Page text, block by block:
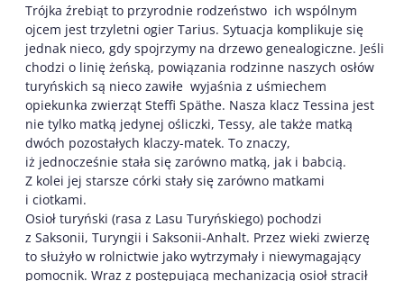
Trójka źrebiąt to przyrodnie rodzeństwo  ich wspólnym
ojcem jest trzyletni ogier Tarius. Sytuacja komplikuje się
jednak nieco, gdy spojrzymy na drzewo genealogiczne. Jeśli
chodzi o linię żeńską, powiązania rodzinne naszych osłów
turyńskich są nieco zawiłe  wyjaśnia z uśmiechem
opiekunka zwierząt Steffi Späthe. Nasza klacz Tessina jest
nie tylko matką jedynej ośliczki, Tessy, ale także matką
dwóch pozostałych klaczy-matek. To znaczy,
iż jednocześnie stała się zarówno matką, jak i babcią.
Z kolei jej starsze córki stały się zarówno matkami
i ciotkami.
Osioł turyński (rasa z Lasu Turyńskiego) pochodzi
z Saksonii, Turyngii i Saksonii-Anhalt. Przez wieki zwierzę
to służyło w rolnictwie jako wytrzymały i niewymagający
pomocnik. Wraz z postępującą mechanizacją osioł stracił